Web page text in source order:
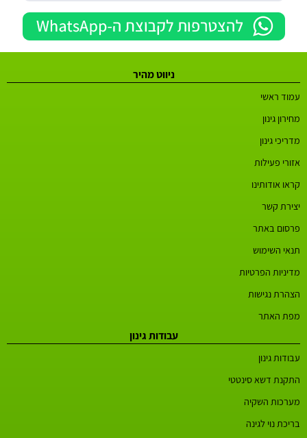
ניווט מהיר
עמוד ראשי
מחירון גינון
מדריכי גינון
אזורי פעילות
קראו אודותינו
יצירת קשר
פרסום באתר
תנאי השימוש
מדיניות הפרטיות
הצהרת נגישות
מפת האתר
עבודות גינון
עבודות גינון
התקנת דשא סינטטי
מערכות השקיה
בריכת נוי לגינה